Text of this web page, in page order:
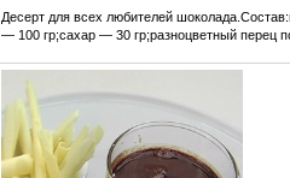
Десерт для всех любителей
— 100 гр;сахар — 30 гр;разноцветный перец